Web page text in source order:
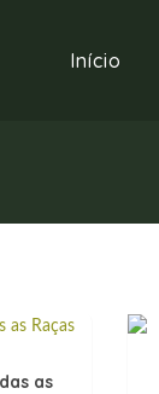
Início
as